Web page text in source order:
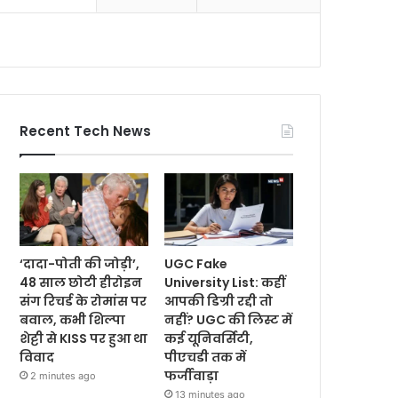
Recent Tech News
‘दादा-पोती की जोड़ी’,
48 साल छोटी हीरोइन
संग रिचर्ड के रोमांस पर
बवाल, कभी शिल्पा
शेट्टी से KISS पर हुआ था
विवाद
2 minutes ago
UGC Fake
University List: कहीं
आपकी डिग्री रद्दी तो
नहीं? UGC की लिस्ट में
कई यूनिवर्सिटी,
पीएचडी तक में
फर्जीवाड़ा
13 minutes ago